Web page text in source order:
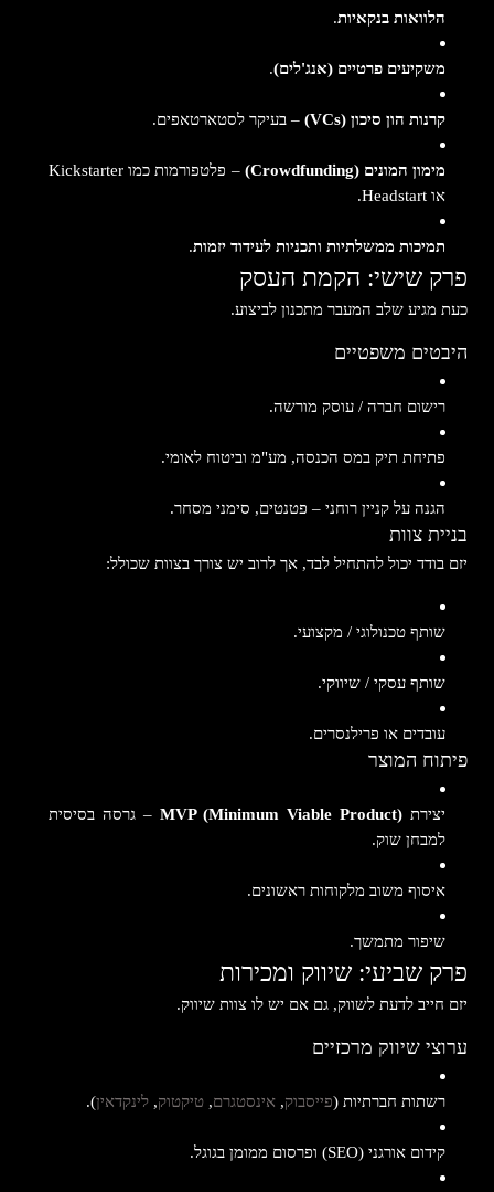
הלוואות בנקאיות.
משקיעים פרטיים (אנג'לים).
קרנות הון סיכון (VCs) – בעיקר לסטארטאפים.
מימון המונים (Crowdfunding)
– פלטפורמות כמו Kickstarter
או Headstart.
תמיכות ממשלתיות ותכניות לעידוד יזמות.
פרק שישי: הקמת העסק
כעת מגיע שלב המעבר מתכנון לביצוע.
היבטים משפטיים
רישום חברה / עוסק מורשה.
פתיחת תיק במס הכנסה, מע"מ וביטוח לאומי.
הגנה על קניין רוחני – פטנטים, סימני מסחר.
בניית צוות
יזם בודד יכול להתחיל לבד, אך לרוב יש צורך בצוות שכולל:
שותף טכנולוגי / מקצועי.
שותף עסקי / שיווקי.
עובדים או פרילנסרים.
פיתוח המוצר
יצירת MVP (Minimum Viable Product) – גרסה בסיסית
למבחן שוק.
איסוף משוב מלקוחות ראשונים.
שיפור מתמשך.
פרק שביעי: שיווק ומכירות
יזם חייב לדעת לשווק, גם אם יש לו צוות שיווק.
ערוצי שיווק מרכזיים
רשתות חברתיות (פייסבוק, אינסטגרם, טיקטוק, לינקדאין).
קידום אורגני (SEO) ופרסום ממומן בגוגל.